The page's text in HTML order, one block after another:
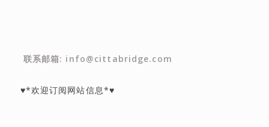
联系邮箱: info@cittabridge.com
♥*欢迎订阅网站信息*♥